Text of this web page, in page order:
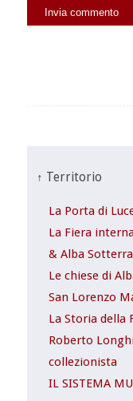
↑ Territorio
La Porta di
La Fiera
& Alba
Le chiese di
San Lorenzo
La Storia della
Roberto
collezionista
IL SISTEMA